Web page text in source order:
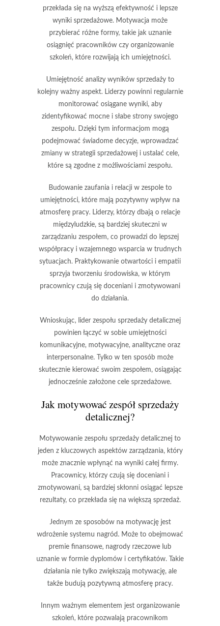
przekłada się na wyższą efektywność i lepsze
wyniki sprzedażowe. Motywacja może
przybierać różne formy, takie jak uznanie
osiągnięć pracowników czy organizowanie
szkoleń, które rozwijają ich umiejętności.
Umiejętność analizy wyników sprzedażyto
kolejny ważny aspekt. Liderzy powinni regularnie
monitorować osiągane wyniki, aby
zidentyfikować mocne i słabe strony swojego
zespołu. Dzięki tym informacjom mogą
podejmować świadome decyzje, wprowadzać
zmiany w strategii sprzedażowej i ustalać cele,
które są zgodne z możliwościami zespołu.
Budowanie zaufania i relacji w zespole to
umiejętności, które mają pozytywny wpływ na
atmosferę pracy. Liderzy, którzy dbają o relacje
międzyludzkie, są bardziej skuteczni w
zarządzaniu zespołem, co prowadzi do lepszej
współpracy i wzajemnego wsparcia w trudnych
sytuacjach. Praktykowanie otwartości i empatii
sprzyja tworzeniu środowiska, w którym
pracownicy czują się doceniani i zmotywowani
do działania.
Wnioskując, lider zespołu sprzedaży detalicznej
powinien łączyć w sobie umiejętności
komunikacyjne, motywacyjne, analityczne oraz
interpersonalne. Tylko w ten sposób może
skutecznie kierować swoim zespołem, osiągając
jednocześnie założone cele sprzedażowe.
Jak motywować zespół sprzedaży
detalicznej?
Motywowanie zespołu sprzedaży detalicznej to
jeden z kluczowych aspektów zarządzania, który
może znacznie wpłynąć na wyniki całej firmy.
Pracownicy, którzy czują się doceniani i
zmotywowani, są bardziej skłonni osiągać lepsze
rezultaty, co przekłada się na większą sprzedaż.
Jednym ze sposobów na motywację jest
wdrożenie systemu nagród . Może to obejmować
premie finansowe, nagrody rzeczowe lub
uznanie w formie dyplomów i certyfikatów. Takie
działania nie tylko zwiększają motywację, ale
także budują pozytywną atmosferę pracy.
Innym ważnym elementem jest organizowanie
szkoleń, które pozwalają pracownikom